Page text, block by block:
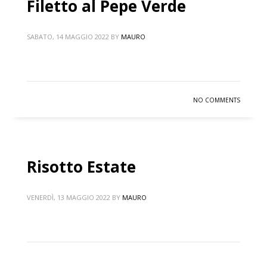
Filetto al Pepe Verde
SABATO, 14 MAGGIO 2022 BY MAURO
NO COMMENTS
Risotto Estate
VENERDÌ, 13 MAGGIO 2022 BY MAURO